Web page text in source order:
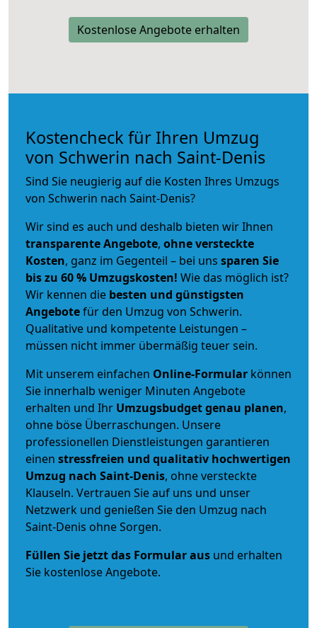
Kostenlose Angebote erhalten
Kostencheck für Ihren Umzug
von Schwerin nach Saint-Denis
Sind Sie neugierig auf die Kosten Ihres Umzugs
von Schwerin nach Saint-Denis?
Wir sind es auch und deshalb bieten wir Ihnen
transparente Angebote, ohne versteckte
Kosten, ganz im Gegenteil – bei uns sparen Sie
bis zu 60 % Umzugskosten! Wie das möglich ist?
Wir kennen die besten und günstigsten
Angebotefür den Umzug von Schwerin.
Qualitative und kompetente Leistungen –
müssen nicht immer übermäßig teuer sein.
Mit unserem einfachen Online-Formular können
Sie innerhalb weniger Minuten Angebote
erhalten und Ihr Umzugsbudgetgenau planen,
ohne böse Überraschungen. Unsere
professionellen Dienstleistungen garantieren
einen stressfreien und qualitativ hochwertigen
Umzug nach Saint-Denis, ohne versteckte
Klauseln. Vertrauen Sie auf uns und unser
Netzwerk und genießen Sie den Umzug nach
Saint-Denis ohne Sorgen.
Füllen Sie jetzt das Formular aus und erhalten
Sie kostenlose Angebote.